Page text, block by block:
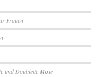
Frauen
und Doublette Mixte